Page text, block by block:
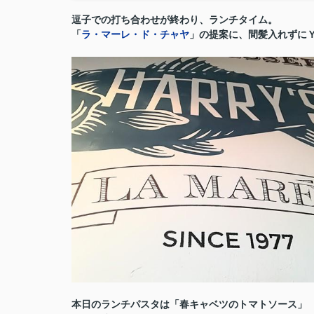
逗子での打ち合わせが終わり、ランチタイム。
「 ラ・マーレ・ド・チャヤ 」の提案に、間髪入れずに
本日のランチパスタは「春キャベツのトマトソース」